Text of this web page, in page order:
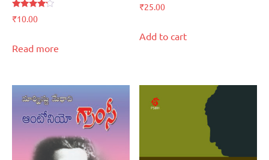
Rated
4.00
₹10.00
Read more
₹25.00
Add to cart